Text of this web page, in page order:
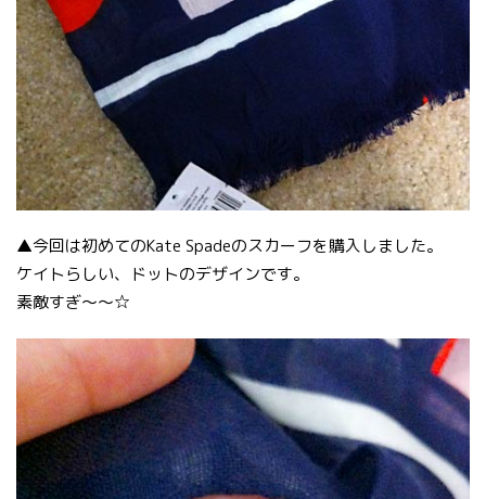
▲今回は初めてのKate Spadeのスカーフを購入しました。
ケイトらしい、ドットのデザインです。
素敵すぎ〜〜☆